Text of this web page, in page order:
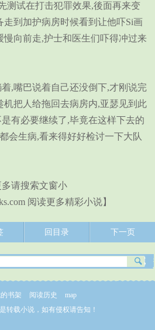
测试在打击犯罪效果,後面再来变
走到加护病房时候看到让他吓Si画
慢向前走,护士和医生们吓得冲过来
嘴巴说着自己还没倒下,才刚说完
机把人给拖回去病房内,亚瑟见到此
有必要继续了,毕竟在这样下去的
会生病,看来得好好检讨一下大队
请搜索文窗小
阅读更多精彩小说】
回目录 下一页
书架 阅读历史
map
转载小说，如有侵权请告知！